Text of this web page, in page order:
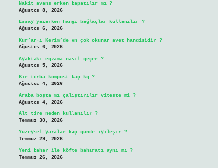
Nakit avans erken kapatılır mı ?
Ağustos 8, 2026
Essay yazarken hangi bağlaçlar kullanılır ?
Ağustos 6, 2026
Kur’an-ı Kerim’de en çok okunan ayet hangisidir ?
Ağustos 6, 2026
Ayaktaki egzama nasıl geçer ?
Ağustos 5, 2026
Bir torba kompost kaç kg ?
Ağustos 4, 2026
Araba boşta mı çalıştırılır viteste mi ?
Ağustos 4, 2026
Alt tire neden kullanılır ?
Temmuz 30, 2026
Yüzeysel yaralar kaç günde iyileşir ?
Temmuz 29, 2026
Yeni bahar ile köfte baharatı aynı mı ?
Temmuz 26, 2026